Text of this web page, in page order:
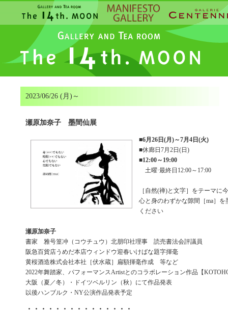
2023/06/26 (月)～
瀬原加奈子 墨間仙展
■6月26日(月)～7月4日(火)
■休廊日7月2日(日)
■12:00～19:00
土曜·最終日12:00～17:00
［自然(禅)と文字］をテーマに
心と身のわずかな隙間［ma］
ください
瀬原加奈子
書家 雅号篁冲（コウチュウ）北朋印社理事 読売書法会評議員
阪急百貨店うめだ本店ウィンドウ迎春いけばな題字揮毫
黄桜酒造株式会社本社［伏水蔵］扁額揮毫作成 等など
2022年舞踏家、パフォーマンスArtistとのコラボレーション作品【
大阪（夏／冬）・ドイツベルリン（秋）にて作品発表
以後ハンブルク・NY公演作品発表予定
・・・・・・・・・・・・・・・